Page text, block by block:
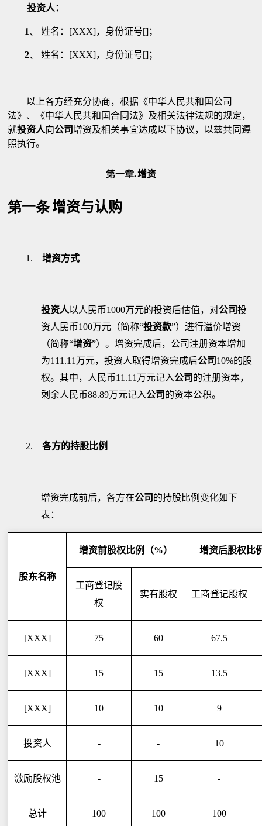
投资人：
1、 姓名： [XXX]，身份证号[]；
2、 姓名： [XXX]，身份证号[]；
以上各方经充分协商，根据《中华人民共和国公司
法》、《中华人民共和国合同法》及相关法律法规的规定，
就投资人向公司增资及相关事宜达成以下协议，以兹共同遵
照执行。
第一章.增资
第一条增资与认购
1. 增资方式
投资人以人民币1000万元的投资后估值，对公司投
资人民币100万元（简称“投资款”）进行溢价增资
（简称“增资”）。增资完成后，公司注册资本增加
为111.11万元，投资人取得增资完成后公司 10%的股
权。其中，人民币11.11万元记入公司 的注册资本，
剩余人民币88.89万元记入公司 的资本公积。
2. 各方的持股比例
增资完成前后，各方在公司 的持股比例变化如下
表 ：
股东名称
增资前股权比例（%） 增资后股权比
工商登记股
权
实有股权 工商登记股权
[XXX] 75 60 67.5
[XXX] 15 15 13.5
[XXX] 10 10 9
投资人 - - 10
激励股权池 - 15 -
总计 100 100 100